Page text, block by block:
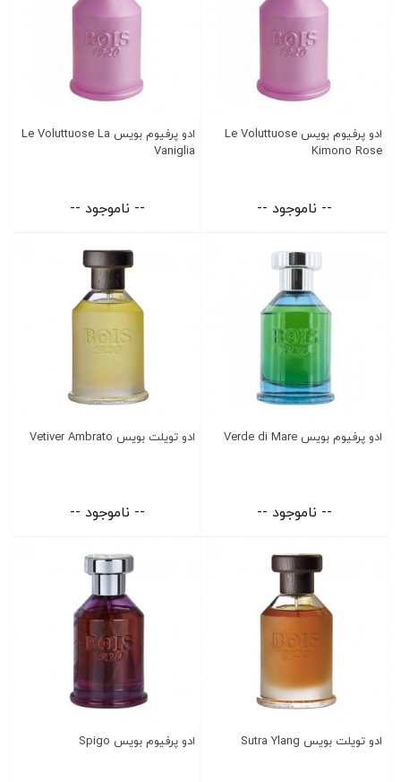
ادو پرفیوم بویس Le Voluttuose
Kimono Rose
-- ناموجود --
ادو پرفیوم بویس Le Voluttuose La
Vaniglia
-- ناموجود --
ادو پرفیوم بویس Verde di Mare
-- ناموجود --
ادو تویلت بویس Vetiver Ambrato
-- ناموجود --
ادو تویلت بویس Sutra Ylang ادو پرفیوم بویس Spigo